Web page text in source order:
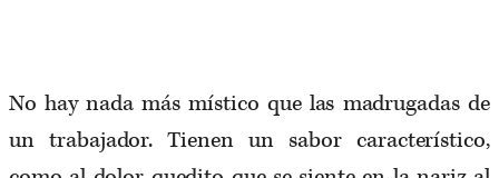
No hay nada más místico que las madrugadas de
un trabajador. Tienen un sabor característico,